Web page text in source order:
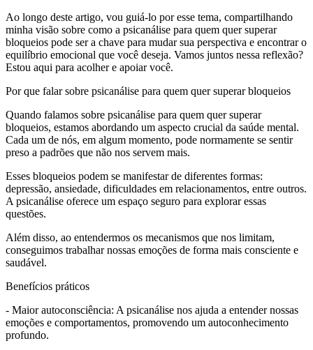
Ao longo deste artigo, vou guiá-lo por esse tema, compartilhando
minha visão sobre como a psicanálise para quem quer superar
bloqueios pode ser a chave para mudar sua perspectiva e encontrar o
equilíbrio emocional que você deseja. Vamos juntos nessa reflexão?
Estou aqui para acolher e apoiar você.
Por que falar sobre psicanálise para quem quer superar bloqueios
Quando falamos sobre psicanálise para quem quer superar
bloqueios, estamos abordando um aspecto crucial da saúde mental.
Cada um de nós, em algum momento, pode normamente se sentir
preso a padrões que não nos servem mais.
Esses bloqueios podem se manifestar de diferentes formas:
depressão, ansiedade, dificuldades em relacionamentos, entre outros.
A psicanálise oferece um espaço seguro para explorar essas
questões.
Além disso, ao entendermos os mecanismos que nos limitam,
conseguimos trabalhar nossas emoções de forma mais consciente e
saudável.
Benefícios práticos
- Maior autoconsciência: A psicanálise nos ajuda a entender nossas
emoções e comportamentos, promovendo um autoconhecimento
profundo.